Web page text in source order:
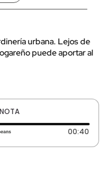
urbana. Lejos de
puede aportar al
00:40